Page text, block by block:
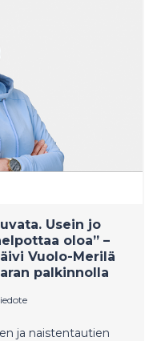
Usein jo
oloa” –
Vuolo-Merilä
palkinnolla
ja naistentautien